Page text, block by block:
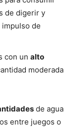
de digerir y
impulso de
con un alto
moderada
de agua
entre juegos o